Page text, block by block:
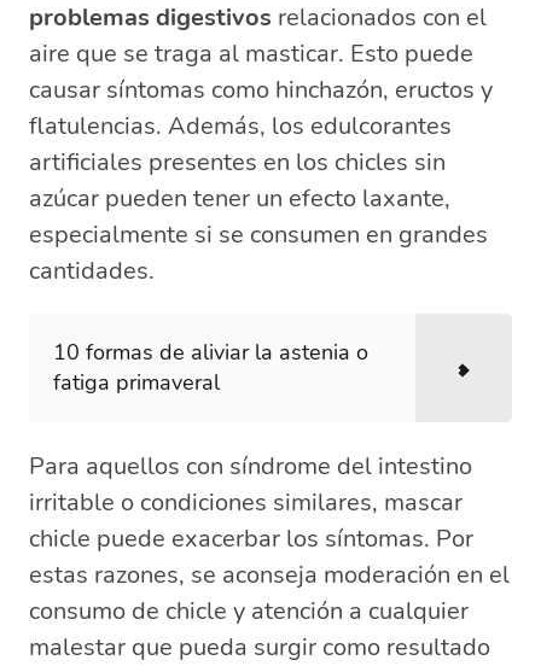
problemas digestivos relacionados con el
aire que se traga al masticar. Esto puede
causar síntomas como hinchazón, eructos y
flatulencias. Además, los edulcorantes
artificiales presentes en los chicles sin
azúcar pueden tener un efecto laxante,
especialmente si se consumen en grandes
cantidades.
10 formas de aliviar la astenia o
fatiga primaveral
Para aquellos con síndrome del intestino
irritable o condiciones similares, mascar
chicle puede exacerbar los síntomas. Por
estas razones, se aconseja moderación en el
consumo de chicle y atención a cualquier
malestar que pueda surgir como resultado